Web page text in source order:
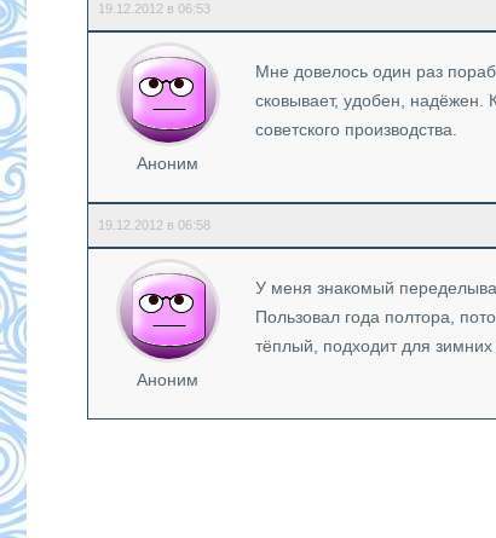
19.12.2012 в 06:53
Аноним
Мне довелось один раз
сковывает, удобен,
советского производства.
19.12.2012 в 06:58
Аноним
У меня знакомый
Пользовал года полтора,
тёплый, подходит для зимних